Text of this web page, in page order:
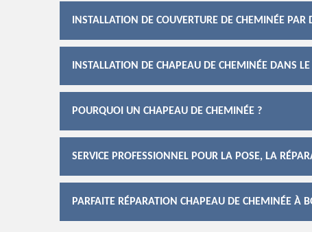
INSTALLATION DE COUVERTURE DE CHEMINÉE PAR
INSTALLATION DE CHAPEAU DE CHEMINÉE DANS
POURQUOI UN CHAPEAU DE CHEMINÉE ?
SERVICE PROFESSIONNEL POUR LA POSE, LA
PARFAITE RÉPARATION CHAPEAU DE CHEMINÉE À